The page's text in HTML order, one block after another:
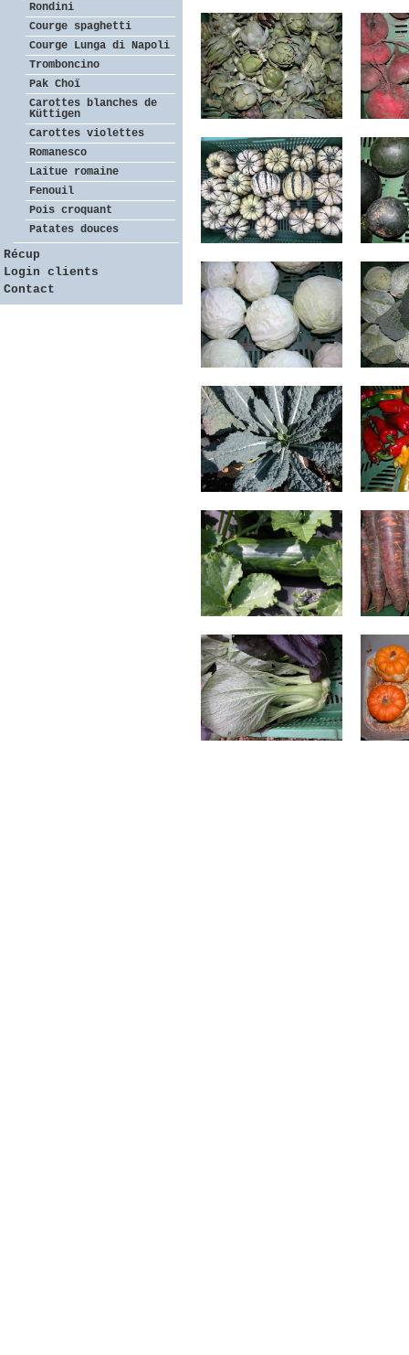
Rondini
Courge spaghetti
Courge Lunga di Napoli
Tromboncino
Pak Choï
Carottes blanches de
Küttigen
Carottes violettes
Romanesco
Laitue romaine
Fenouil
Pois croquant
Patates douces
Récup
Login clients
Contact